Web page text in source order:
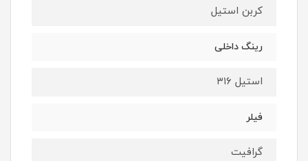
کربن استیل
رینگ داخلی
استیل ۳۱۶
فیلر
گرافیت